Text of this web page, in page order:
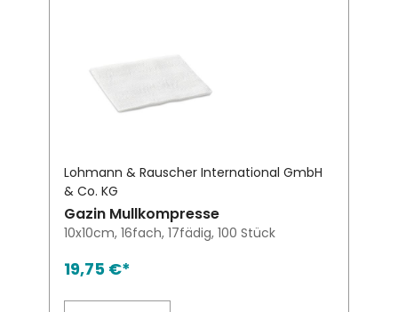
Lohmann & Rauscher International GmbH
& Co. KG
Gazin Mullkompresse
10x10cm, 16fach, 17fädig, 100 Stück
19,75 €*